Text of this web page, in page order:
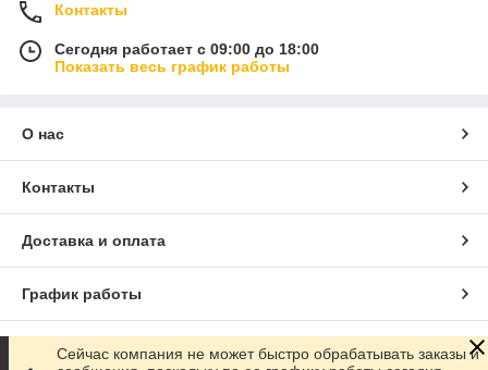
Контакты
Сегодня работает с 09:00 до 18:00
Показать весь график работы
О нас
Контакты
Доставка и оплата
График работы
Полная версия сайта
Сейчас компания не может быстро обрабатывать заказы и